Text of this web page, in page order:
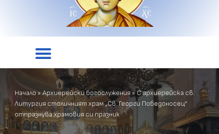
Начало »Архиерейски богослужения» С архиерейска св.
Литургия столичният храм „Св. Георги Победоносец“
отпразнува храмовия си празник